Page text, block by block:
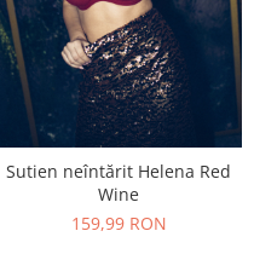
Sutien neîntărit Helena Red
Wine
159,99 RON